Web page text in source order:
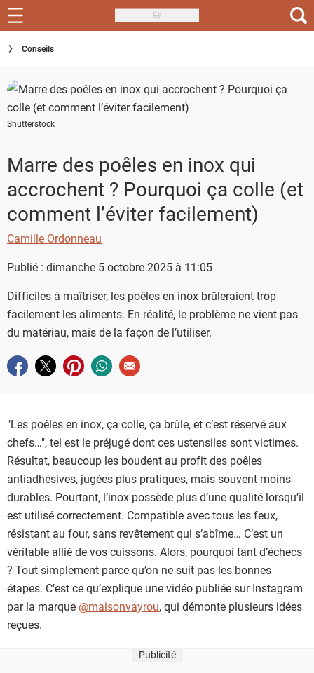
Skip
to
main
Recettes
Inspirations
Conseils
Actus
Guide d'achat
Conseils
Shutterstock
Marre des poêles en inox qui
accrochent ? Pourquoi ça colle (et
comment l’éviter facilement)
Camille Ordonneau
Publié : dimanche 5 octobre 2025 à 11:05
Difficiles à maîtriser, les poêles en inox brûleraient trop
facilement les aliments. En réalité, le problème ne vient pas
du matériau, mais de la façon de l’utiliser.
Partager sur facebook
Partager sur twitter
Partager sur pinterest
Partager sur whatsapp
Envoyer à un ami
"Les poêles en inox, ça colle, ça brûle, et c’est réservé aux
chefs…", tel est le préjugé dont ces ustensiles sont victimes.
Résultat, beaucoup les boudent au profit des poêles
antiadhésives, jugées plus pratiques, mais souvent moins
durables. Pourtant, l’inox possède plus d’une qualité lorsqu’il
est utilisé correctement. Compatible avec tous les feux,
résistant au four, sans revêtement qui s’abîme… C’est un
véritable allié de vos cuissons. Alors, pourquoi tant d’échecs
? Tout simplement parce qu’on ne suit pas les bonnes
étapes. C’est ce qu’explique une vidéo publiée sur Instagram
par la marque @maisonvayrou, qui démonte plusieurs idées
reçues.
Publicité